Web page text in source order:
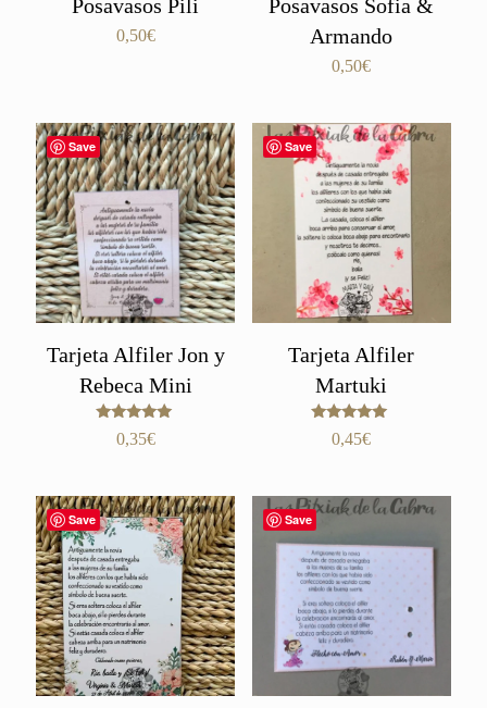
Posavasos Pili
0,50€
Posavasos Sofia &
Armando
0,50€
Save
Tarjeta Alfiler Jon y
Rebeca Mini
Valorado
con
0,35€
Save
Tarjeta Alfiler
Martuki
Valorado
con
0,45€
Save Save